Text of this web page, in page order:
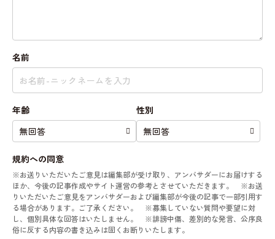
名前
年齢 性別
規約への同意
※お送りいただいたご意見は編集部が受け取り、アンバサダーにお届けする
ほか、今後の記事作成やサイト運営の参考とさせていただきます。 ※お送
りいただいたご意見をアンバサダーおよび編集部が今後の記事で一部引用す
る場合があります。ご了承ください。 ※募集していない質問や要望に対
し、個別具体な回答はいたしません。 ※誹謗中傷、差別的な発言、公序良
俗に反する内容の書き込みは固くお断りいたします。